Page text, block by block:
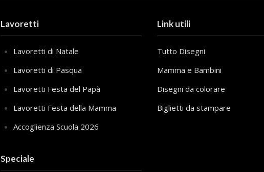
Lavoretti
Lavoretti di Natale
Lavoretti di Pasqua
Lavoretti Festa del Papà
Lavoretti Festa della Mamma
Accoglienza Scuola 2026
Speciale
Link utili
Tutto Disegni
Mamma e Bambini
Disegni da colorare
Biglietti da stampare